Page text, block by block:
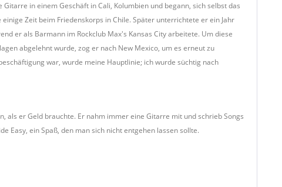
in einem Geschäft in Cali, Kolumbien und begann, sich selbst das
Zeit beim Friedenskorps in Chile. Später unterrichtete er ein Jahr
er als Barmann im Rockclub Max's Kansas City arbeitete. Um diese
abgelehnt wurde, zog er nach New Mexico, um es erneut zu
war, wurde meine Hauptlinie; ich wurde süchtig nach
als er Geld brauchte. Er nahm immer eine Gitarre mit und schrieb Songs
Easy, ein Spaß, den man sich nicht entgehen lassen sollte.